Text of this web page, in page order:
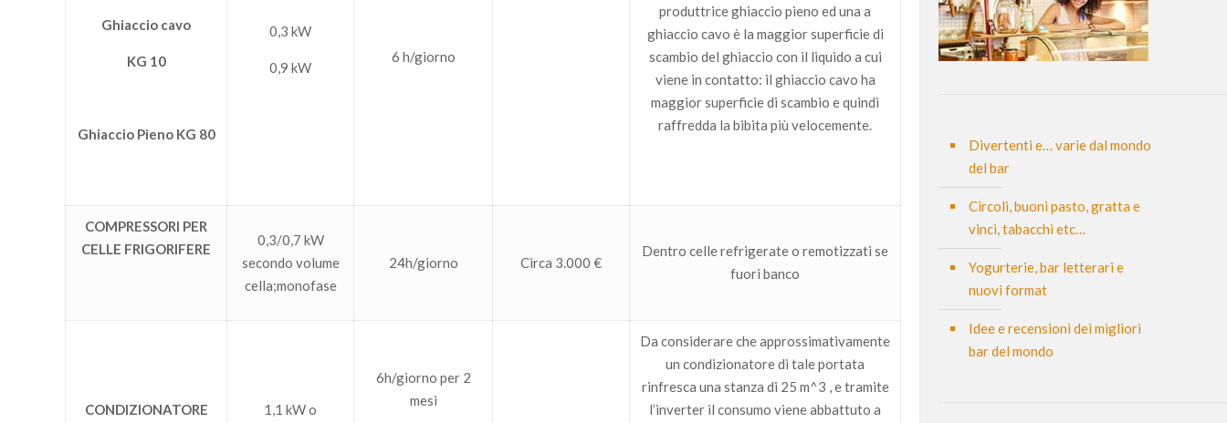
Ghiaccio cavo
KG 10
Ghiaccio Pieno KG 80
0,3 kW
0,9 kW
6 h/giorno
produttrice ghiaccio pieno ed una a
ghiaccio cavo è la maggior superficie di
scambio del ghiaccio con il liquido a cui
viene in contatto: il ghiaccio cavo ha
maggior superficie di scambio e quindi
raffredda la bibita più velocemente.
COMPRESSORI PER
CELLE FRIGORIFERE
0,3/0,7 kW
secondo volume
cella;monofase
24h/giorno Circa 3.000 €
Dentro celle refrigerate o remotizzati se
fuori banco
CONDIZIONATORE
1,1 kW o
6h/giorno per 2
mesi
Da considerare che approssimativamente
un condizionatore di tale portata
rinfresca una stanza di 25 m^3 , e tramite
l’inverter il consumo viene abbattuto a
Divertenti e… varie dal mondo
del bar
Circoli, buoni pasto, gratta e
vinci, tabacchi etc…
Yogurterie, bar letterari e
nuovi format
Idee e recensioni dei migliori
bar del mondo